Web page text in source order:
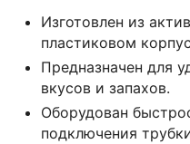
Изготовлен из
пластиковом
Предназначен для
вкусов и запахов.
Оборудован
подключения